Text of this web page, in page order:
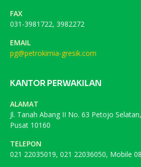
FAX
031-3981722, 3982272
EMAIL
pg@petrokimia-gresik.com
KANTOR PERWAKILAN
ALAMAT
Jl. Tanah Abang II No. 63 Petojo
Pusat 10160
TELEPON
021 22035019, 021 22036050, Mobile